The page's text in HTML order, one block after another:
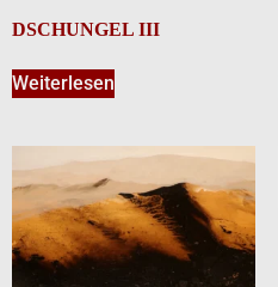
DSCHUNGEL III
Weiterlesen